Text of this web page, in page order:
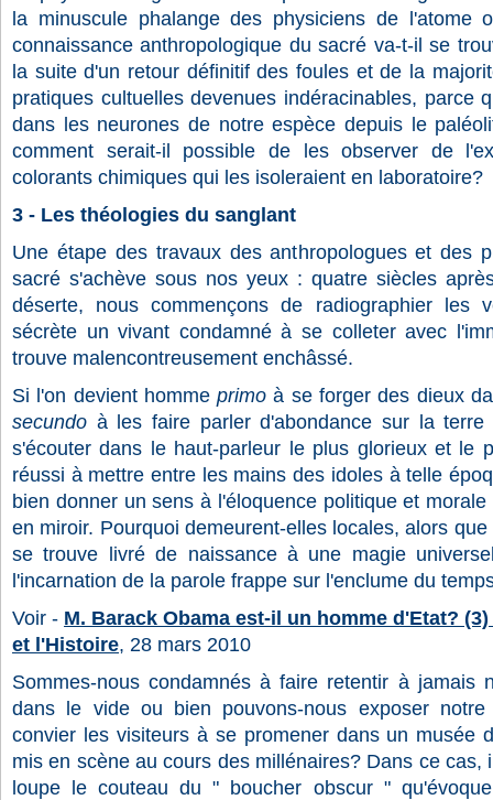
la minuscule phalange des physiciens de l'atome
connaissance anthropologique du sacré va-t-il se
la suite d'un retour définitif des foules et de la
pratiques cultuelles devenues indéracinables, parce
dans les neurones de notre espèce depuis le
comment serait-il possible de les observer de
colorants chimiques qui les isoleraient en laboratoire?
3 - Les théologies du sanglant
Une étape des travaux des anthropologues et des
sacré s'achève sous nos yeux : quatre siècles
déserte, nous commençons de radiographier les
sécrète un vivant condamné à se colleter avec
trouve malencontreusement enchâssé.
Si l'on devient hommeprimo à se forger des dieux
secundo à les faire parler d'abondance sur la
s'écouter dans le haut-parleur le plus glorieux et le
réussi à mettre entre les mains des idoles à telle
bien donner un sens à l'éloquence politique et
en miroir. Pourquoi demeurent-elles locales, alors
se trouve livré de naissance à une magie
l'incarnation de la parole frappe sur l'enclume du
Voir - M. Barack Obama est-il un homme d'Etat?
et l'Histoire, 28 mars 2010
Sommes-nous condamnés à faire retentir à jamais
dans le vide ou bien pouvons-nous exposer
convier les visiteurs à se promener dans un musée
mis en scène au cours des millénaires? Dans ce cas,
loupe le couteau du " boucher obscur "